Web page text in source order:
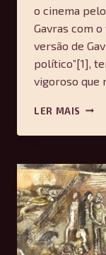
o cinema
Gavras com
versão de
político”[1],
vigoroso que
LER MAIS A
PARK
—
LUIZ
B.